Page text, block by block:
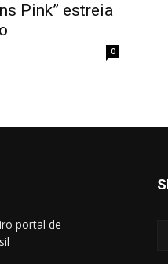
Pink” estreia
0
portal de